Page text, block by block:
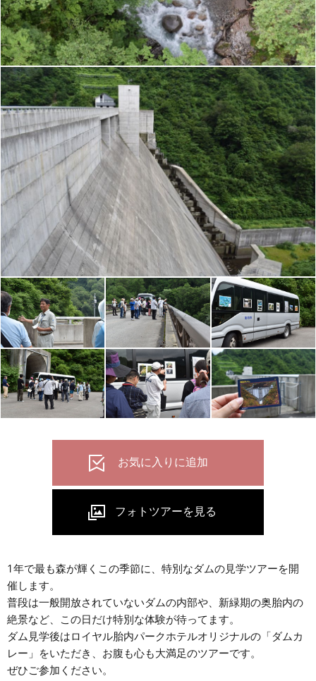
1年で最も森が輝くこの季節に、特別なダムの見学ツアーを開
催します。
普段は一般開放されていないダムの内部や、新緑期の奥胎内の
絶景など、この日だけ特別な体験が待ってます。
ダム見学後はロイヤル胎内パークホテルオリジナルの「ダムカ
レー」をいただき、お腹も心も大満足のツアーです。
ぜひご参加ください。